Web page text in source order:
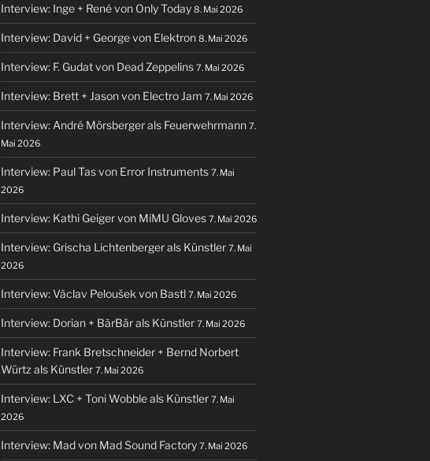
Interview: Inge + René von Only Today 8. Mai 2026
Interview: David + George von Elektron 8. Mai 2026
Interview: F. Gudat von Dead Zeppelins 7. Mai 2026
Interview: Brett + Jason von Electro Jam 7. Mai 2026
Interview: André Mörsberger als Feuerwehrmann 7.
Mai 2026
Interview: Paul Tas von Error Instruments 7. Mai
2026
Interview: Kathi Geiger von MiMU Gloves 7. Mai 2026
Interview: Grischa Lichtenberger als Künstler 7. Mai
2026
Interview: Václav Peloušek von Bastl 7. Mai 2026
Interview: Dorian + BärBär als Künstler 7. Mai 2026
Interview: Frank Bretschneider + Bernd Norbert
Würtz als Künstler 7. Mai 2026
Interview: LXC + Toni Wobble als Künstler 7. Mai
2026
Interview: Mad von Mad Sound Factory 7. Mai 2026